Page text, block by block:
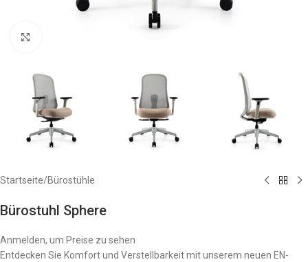
Startseite/Bürostühle
Bürostuhl Sphere
Anmelden, um Preise zu sehen
Entdecken Sie Komfort und Verstellbarkeit mit unserem neuen EN-